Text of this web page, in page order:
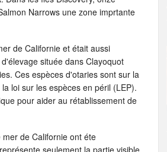
Narrows une zone imprtante
de Californie et était aussi
située dans Clayoquot
Ces espèces d'otaries sont sur la
loi sur les espèces en péril (LEP).
pour aider au rétablissement de
de Californie ont éte
seulement la partie visible